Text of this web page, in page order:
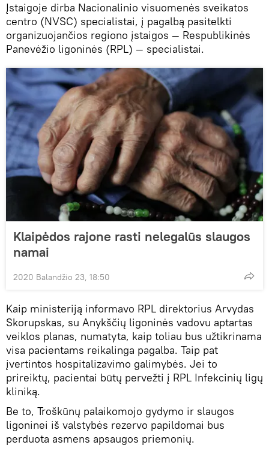
Įstaigoje dirba Nacionalinio visuomenės sveikatos
centro (NVSC) specialistai, į pagalbą pasitelkti
organizuojančios regiono įstaigos — Respublikinės
Panevėžio ligoninės (RPL) — specialistai.
Klaipėdos rajone rasti nelegalūs slaugos
namai
2020 Balandžio 23, 18:50
Kaip ministeriją informavo RPL direktorius Arvydas
Skorupskas, su Anykščių ligoninės vadovu aptartas
veiklos planas, numatyta, kaip toliau bus užtikrinama
visa pacientams reikalinga pagalba. Taip pat
įvertintos hospitalizavimo galimybės. Jei to
prireiktų, pacientai būtų pervežti į RPL Infekcinių ligų
kliniką.
Be to, Troškūnų palaikomojo gydymo ir slaugos
ligoninei iš valstybės rezervo papildomai bus
perduota asmens apsaugos priemonių.